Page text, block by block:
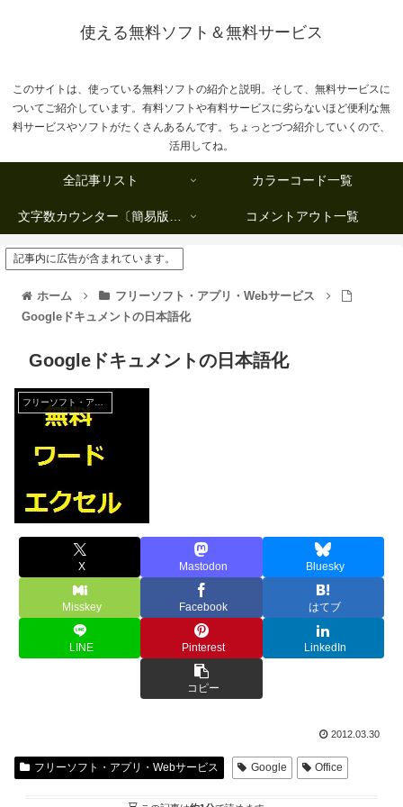
使える無料ソフト＆無料サービス
このサイトは、使っている無料ソフトの紹介と説明。そして、無料サービスに
ついてご紹介しています。有料ソフトや有料サービスに劣らないほど便利な無
料サービスやソフトがたくさんあるんです。ちょっとづつ紹介していくので、
活用してね。
全記事リスト カラーコード一覧
文字数カウンター〔簡易版複数行タイプ〕 コメントアウト一覧
記事内に広告が含まれています。
ホーム
フリーソフト・アプリ・Webサービス
Googleドキュメントの日本語化
Googleドキュメントの日本語化
フリーソフト・アプリ・Webサービス
X Mastodon Bluesky
Misskey Facebook はてブ
LINE Pinterest LinkedIn
コピー
2012.03.30
フリーソフト・アプリ・Webサービス Google Office